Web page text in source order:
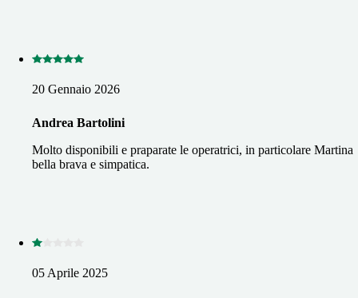
20 Gennaio 2026
Andrea Bartolini
Molto disponibili e praparate le operatrici, in particolare Martina
bella brava e simpatica.
05 Aprile 2025